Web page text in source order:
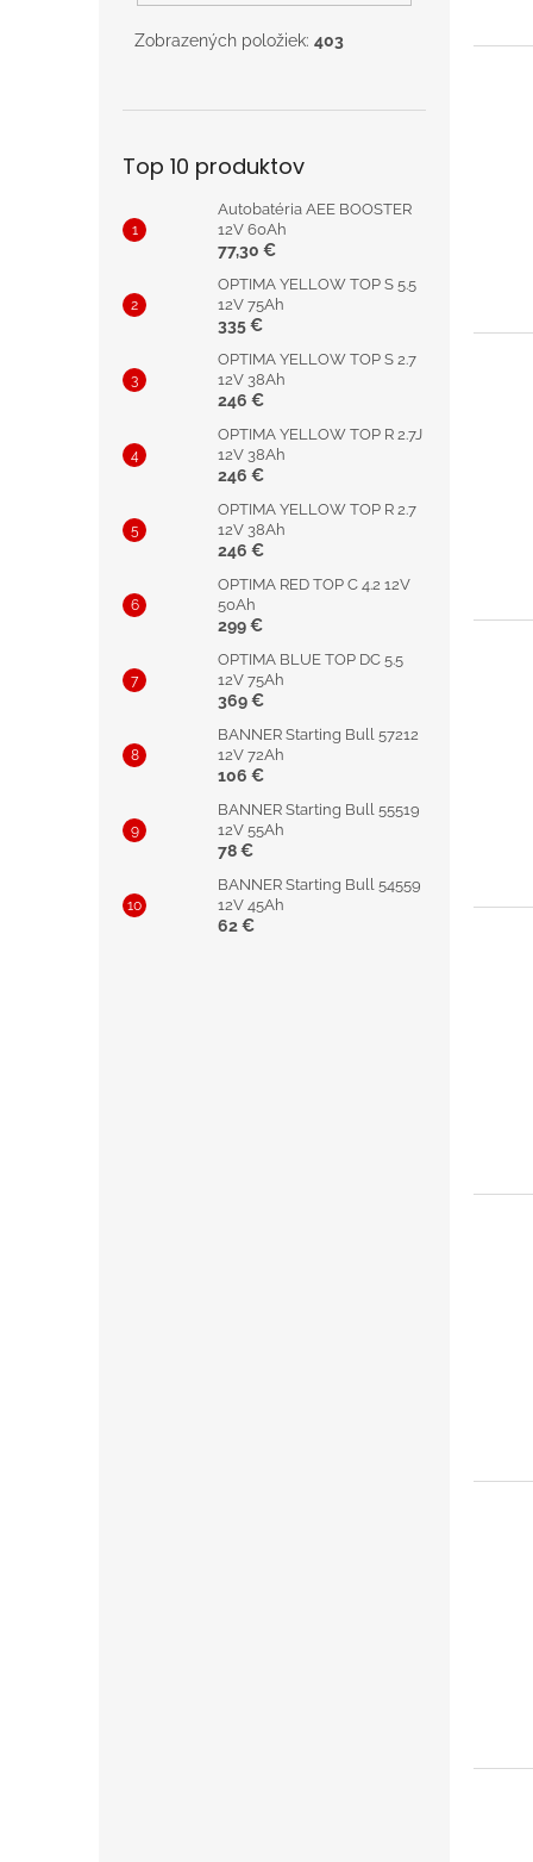
Zobrazených položiek: 403
Top 10 produktov
Autobatéria AEE BOOSTER
12V 60Ah
77,30 €
OPTIMA YELLOW TOP S 5.5
12V 75Ah
335 €
OPTIMA YELLOW TOP S 2.7
12V 38Ah
246 €
OPTIMA YELLOW TOP R 2.7J
12V 38Ah
246 €
OPTIMA YELLOW TOP R 2.7
12V 38Ah
246 €
OPTIMA RED TOP C 4.2 12V
50Ah
299 €
OPTIMA BLUE TOP DC 5.5
12V 75Ah
369 €
BANNER Starting Bull 57212
12V 72Ah
106 €
BANNER Starting Bull 55519
12V 55Ah
78 €
BANNER Starting Bull 54559
12V 45Ah
62 €